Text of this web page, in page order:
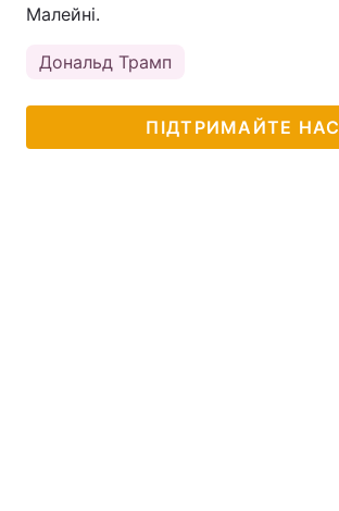
Малейні.
Дональд Трамп
ПІДТРИМАЙТЕ НАС